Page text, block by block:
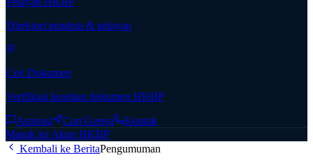
Direktori pendeta & pelayan
Cek Dokumen
Verifikasi keaslian dokumen HKBP
Aspirasi Cari Gereja
Kontak
Masuk ke Akun HKBP
Kembali ke BeritaPengumuman